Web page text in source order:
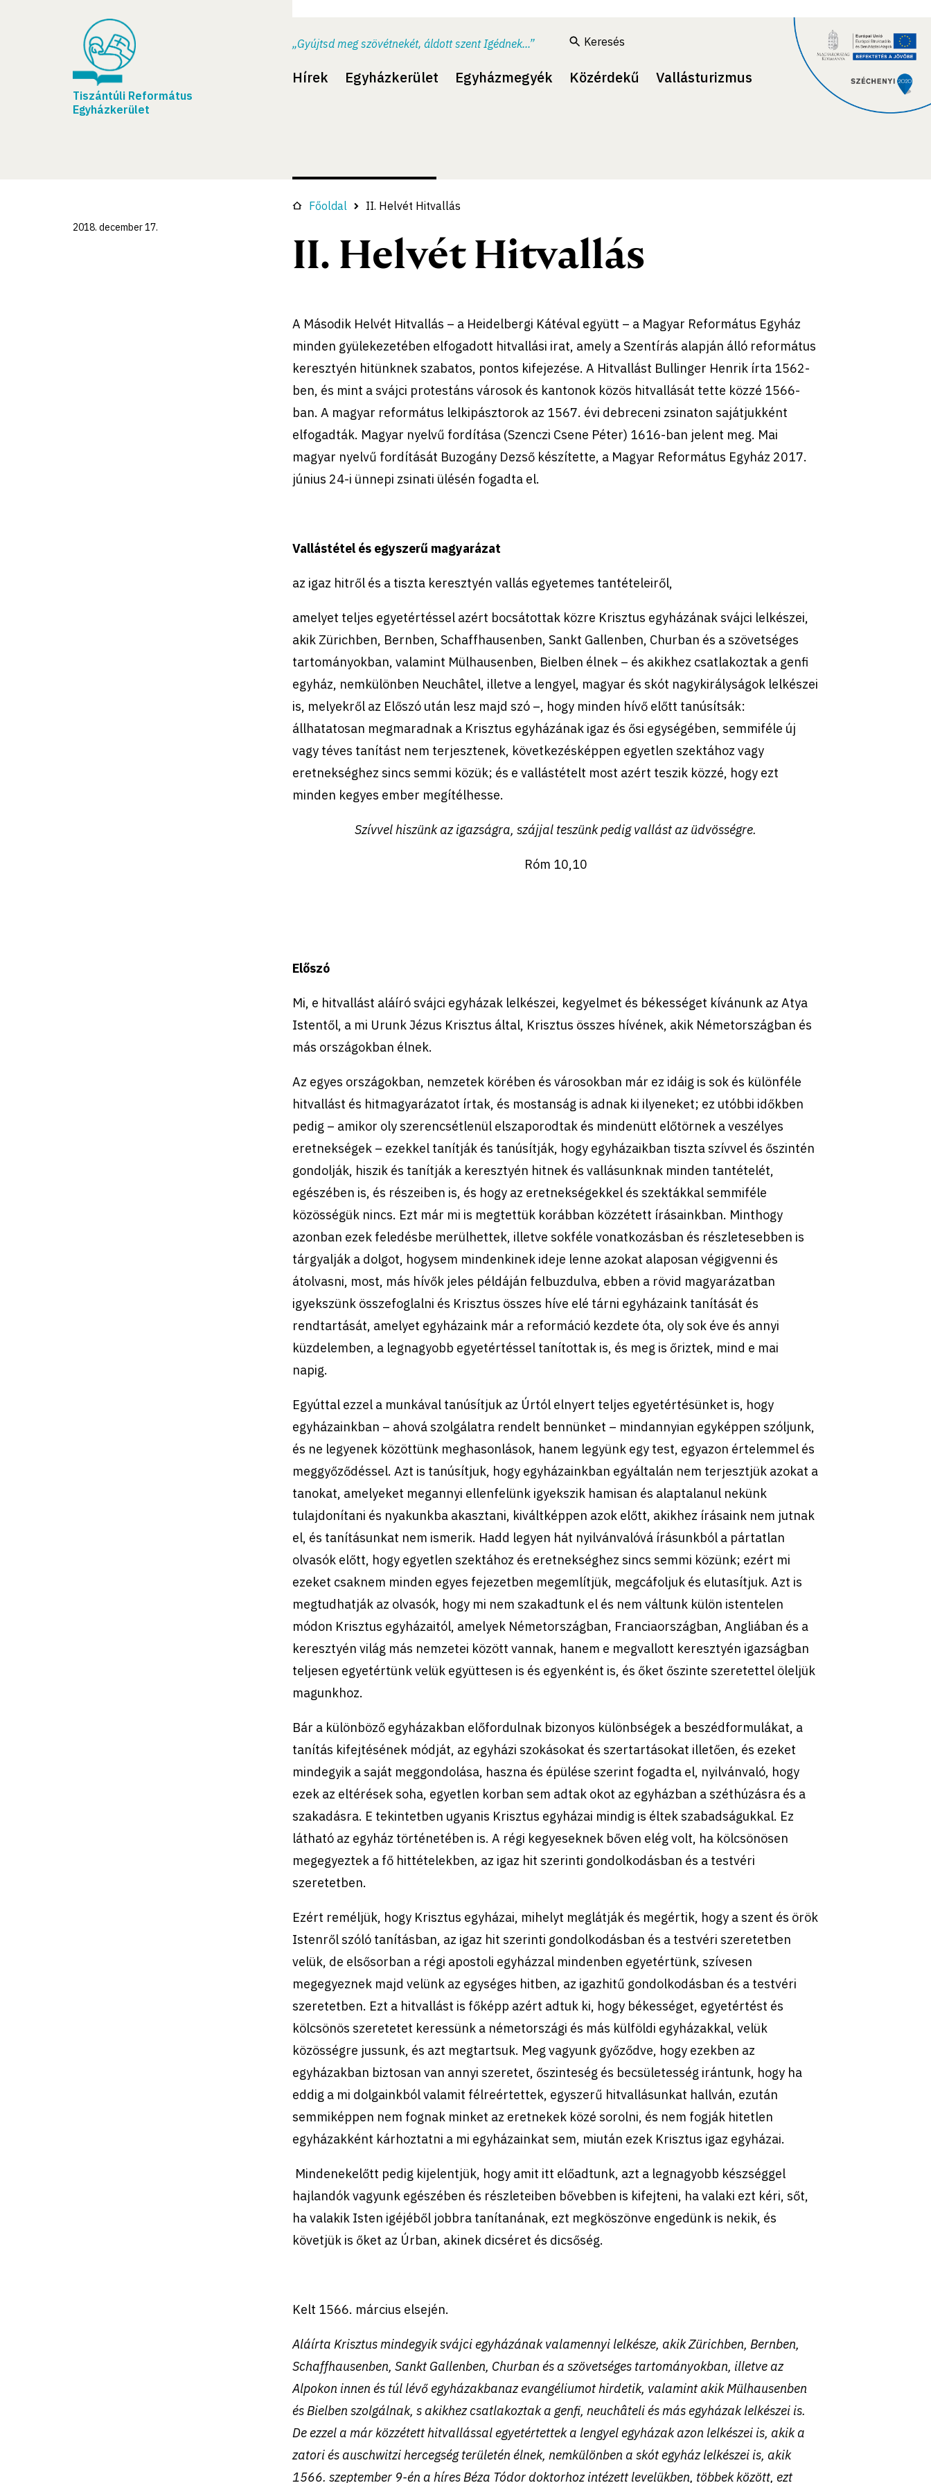
Tiszántúli Református
Egyházkerület
„Gyújtsd meg szövétnekét, áldott szent Igédnek...” Keresés
Hírek Egyházkerület Egyházmegyék Közérdekű Vallásturizmus
2018. december 17.
Főoldal II. Helvét Hitvallás
II. Helvét Hitvallás
A Második Helvét Hitvallás – a Heidelbergi Kátéval együtt – a Magyar Református Egyház
minden gyülekezetében elfogadott hitvallási irat, amely a Szentírás alapján álló református
keresztyén hitünknek szabatos, pontos kifejezése. A Hitvallást Bullinger Henrik írta 1562-
ben, és mint a svájci protestáns városok és kantonok közös hitvallását tette közzé 1566-
ban. A magyar református lelkipásztorok az 1567. évi debreceni zsinaton sajátjukként
elfogadták. Magyar nyelvű fordítása (Szenczi Csene Péter) 1616-ban jelent meg. Mai
magyar nyelvű fordítását Buzogány Dezső készítette, a Magyar Református Egyház 2017.
június 24-i ünnepi zsinati ülésén fogadta el.
Vallástétel és egyszerű magyarázat
az igaz hitről és a tiszta keresztyén vallás egyetemes tantételeiről,
amelyet teljes egyetértéssel azért bocsátottak közre Krisztus egyházának svájci lelkészei,
akik Zürichben, Bernben, Schaffhausenben, Sankt Gallenben, Churban és a szövetséges
tartományokban, valamint Mülhausenben, Bielben élnek – és akikhez csatlakoztak a genfi
egyház, nemkülönben Neuchâtel, illetve a lengyel, magyar és skót nagykirályságok lelkészei
is, melyekről az Előszó után lesz majd szó –, hogy minden hívő előtt tanúsítsák:
állhatatosan megmaradnak a Krisztus egyházának igaz és ősi egységében, semmiféle új
vagy téves tanítást nem terjesztenek, következésképpen egyetlen szektához vagy
eretnekséghez sincs semmi közük; és e vallástételt most azért teszik közzé, hogy ezt
minden kegyes ember megítélhesse.
Szívvel hiszünk az igazságra, szájjal teszünk pedig vallást az üdvösségre.
Róm 10,10
Előszó
Mi, e hitvallást aláíró svájci egyházak lelkészei, kegyelmet és békességet kívánunk az Atya
Istentől, a mi Urunk Jézus Krisztus által, Krisztus összes hívének, akik Németországban és
más országokban élnek.
Az egyes országokban, nemzetek körében és városokban már ez idáig is sok és különféle
hitvallást és hitmagyarázatot írtak, és mostanság is adnak ki ilyeneket; ez utóbbi időkben
pedig – amikor oly szerencsétlenül elszaporodtak és mindenütt előtörnek a veszélyes
eretnekségek – ezekkel tanítják és tanúsítják, hogy egyházaikban tiszta szívvel és őszintén
gondolják, hiszik és tanítják a keresztyén hitnek és vallásunknak minden tantételét,
egészében is, és részeiben is, és hogy az eretnekségekkel és szektákkal semmiféle
közösségük nincs. Ezt már mi is megtettük korábban közzétett írásainkban. Minthogy
azonban ezek feledésbe merülhettek, illetve sokféle vonatkozásban és részletesebben is
tárgyalják a dolgot, hogysem mindenkinek ideje lenne azokat alaposan végigvenni és
átolvasni, most, más hívők jeles példáján felbuzdulva, ebben a rövid magyarázatban
igyekszünk összefoglalni és Krisztus összes híve elé tárni egyházaink tanítását és
rendtartását, amelyet egyházaink már a reformáció kezdete óta, oly sok éve és annyi
küzdelemben, a legnagyobb egyetértéssel tanítottak is, és meg is őriztek, mind e mai
napig.
Egyúttal ezzel a munkával tanúsítjuk az Úrtól elnyert teljes egyetértésünket is, hogy
egyházainkban – ahová szolgálatra rendelt bennünket – mindannyian egyképpen szóljunk,
és ne legyenek közöttünk meghasonlások, hanem legyünk egy test, egyazon értelemmel és
meggyőződéssel. Azt is tanúsítjuk, hogy egyházainkban egyáltalán nem terjesztjük azokat a
tanokat, amelyeket megannyi ellenfelünk igyekszik hamisan és alaptalanul nekünk
tulajdonítani és nyakunkba akasztani, kiváltképpen azok előtt, akikhez írásaink nem jutnak
el, és tanításunkat nem ismerik. Hadd legyen hát nyilvánvalóvá írásunkból a pártatlan
olvasók előtt, hogy egyetlen szektához és eretnekséghez sincs semmi közünk; ezért mi
ezeket csaknem minden egyes fejezetben megemlítjük, megcáfoljuk és elutasítjuk. Azt is
megtudhatják az olvasók, hogy mi nem szakadtunk el és nem váltunk külön istentelen
módon Krisztus egyházaitól, amelyek Németországban, Franciaországban, Angliában és a
keresztyén világ más nemzetei között vannak, hanem e megvallott keresztyén igazságban
teljesen egyetértünk velük együttesen is és egyenként is, és őket őszinte szeretettel öleljük
magunkhoz.
Bár a különböző egyházakban előfordulnak bizonyos különbségek a beszédformulákat, a
tanítás kifejtésének módját, az egyházi szokásokat és szertartásokat illetően, és ezeket
mindegyik a saját meggondolása, haszna és épülése szerint fogadta el, nyilvánvaló, hogy
ezek az eltérések soha, egyetlen korban sem adtak okot az egyházban a széthúzásra és a
szakadásra. E tekintetben ugyanis Krisztus egyházai mindig is éltek szabadságukkal. Ez
látható az egyház történetében is. A régi kegyeseknek bőven elég volt, ha kölcsönösen
megegyeztek a fő hittételekben, az igaz hit szerinti gondolkodásban és a testvéri
szeretetben.
Ezért reméljük, hogy Krisztus egyházai, mihelyt meglátják és megértik, hogy a szent és örök
Istenről szóló tanításban, az igaz hit szerinti gondolkodásban és a testvéri szeretetben
velük, de elsősorban a régi apostoli egyházzal mindenben egyetértünk, szívesen
megegyeznek majd velünk az egységes hitben, az igazhitű gondolkodásban és a testvéri
szeretetben. Ezt a hitvallást is főképp azért adtuk ki, hogy békességet, egyetértést és
kölcsönös szeretetet keressünk a németországi és más külföldi egyházakkal, velük
közösségre jussunk, és azt megtartsuk. Meg vagyunk győződve, hogy ezekben az
egyházakban biztosan van annyi szeretet, őszinteség és becsületesség irántunk, hogy ha
eddig a mi dolgainkból valamit félreértettek, egyszerű hitvallásunkat hallván, ezután
semmiképpen nem fognak minket az eretnekek közé sorolni, és nem fogják hitetlen
egyházakként kárhoztatni a mi egyházainkat sem, miután ezek Krisztus igaz egyházai.
Mindenekelőtt pedig kijelentjük, hogy amit itt előadtunk, azt a legnagyobb készséggel
hajlandók vagyunk egészében és részleteiben bővebben is kifejteni, ha valaki ezt kéri, sőt,
ha valakik Isten igéjéből jobbra tanítanának, ezt megköszönve engedünk is nekik, és
követjük is őket az Úrban, akinek dicséret és dicsőség.
Kelt 1566. március elsején.
Aláírta Krisztus mindegyik svájci egyházának valamennyi lelkésze, akik Zürichben, Bernben,
Schaffhausenben, Sankt Gallenben, Churban és a szövetséges tartományokban, illetve az
Alpokon innen és túl lévő egyházakbanaz evangéliumot hirdetik, valamint akik Mülhausenben
és Bielben szolgálnak, s akikhez csatlakoztak a genfi, neuchâteli és más egyházak lelkészei is.
De ezzel a már közzétett hitvallással egyetértettek a lengyel egyházak azon lelkészei is, akik a
zatori és auschwitzi hercegség területén élnek, nemkülönben a skót egyház lelkészei is, akik
1566. szeptember 9-én a híres Béza Tódor doktorhoz intézett levelükben, többek között, ezt